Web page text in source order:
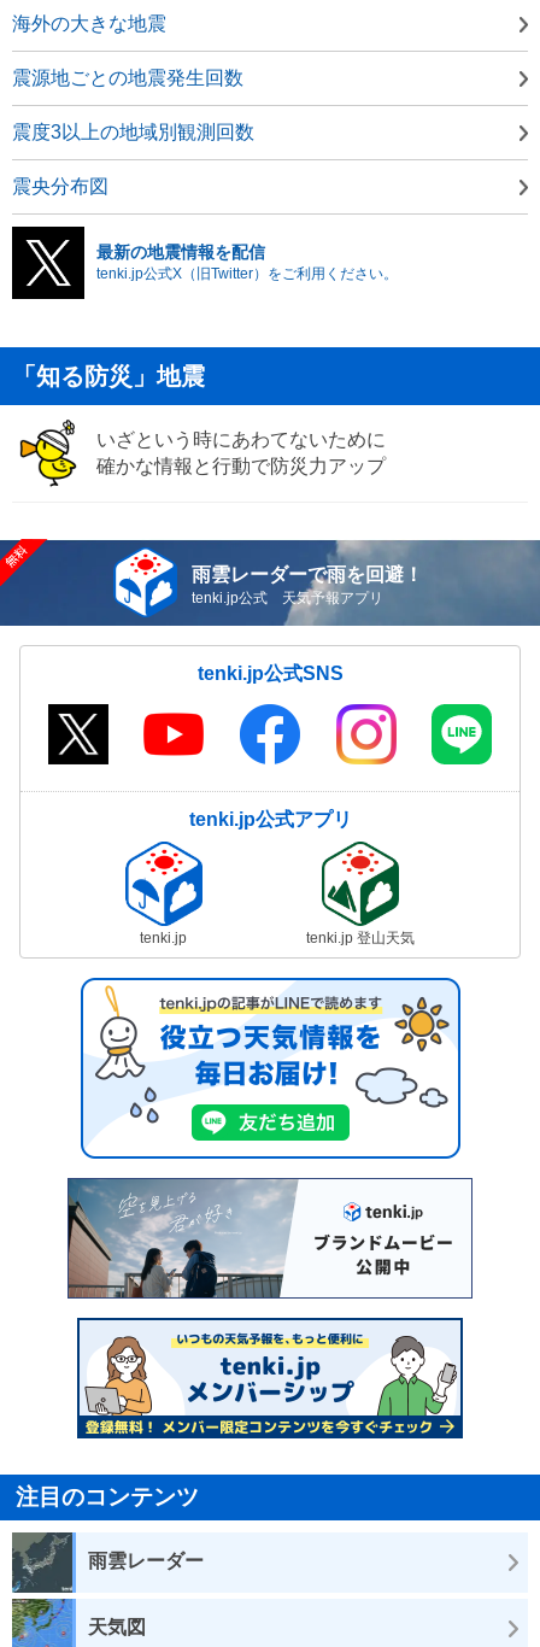
海外の大きな地震
震源地ごとの地震発生回数
震度3以上の地域別観測回数
震央分布図
最新の地震情報を配信
tenki.jp公式X（旧Twitter）をご利用ください。
「知る防災」地震
いざという時にあわてないために
確かな情報と行動で防災力アップ
雨雲レーダーで雨を回避！
tenki.jp公式 天気予報アプリ
tenki.jp公式SNS
tenki.jp公式アプリ
tenki.jp tenki.jp 登山天気
注目のコンテンツ
雨雲レーダー
天気図